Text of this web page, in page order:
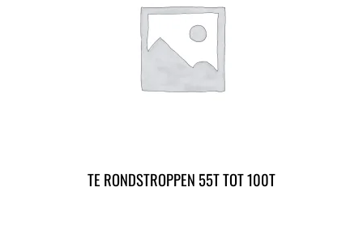
TE RONDSTROPPEN 55T TOT 100T